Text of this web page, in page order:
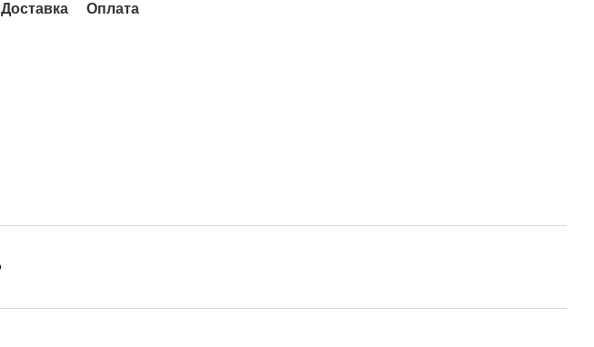
Доставка Оплата